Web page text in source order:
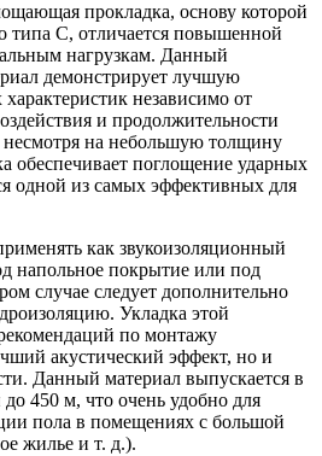
прокладка, основу которой
типа C, отличается повышенной
нагрузкам. Данный
демонстрирует лучшую
независимо от
и продолжительности
на небольшую толщину
обеспечивает поглощение ударных
одной из самых эффективных для
как звукоизоляционный
напольное покрытие или под
случае следует дополнительно
Укладка этой
по монтажу
акустический эффект, но и
Данный материал выпускается в
450 м, что очень удобно для
пола в помещениях с большой
жилье и т. д.).